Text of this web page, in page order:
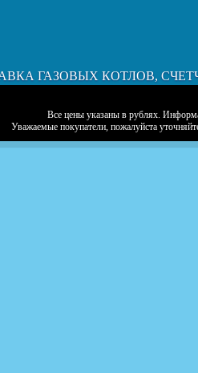
ГАЗОВЫХ КОТЛОВ,
Все цены указаны в рублях.
Уважаемые покупатели, пожалуйста